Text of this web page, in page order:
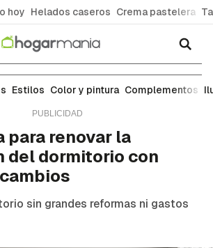
hoy Helados caseros Crema pastelera
cada estancia de tu casa:
Estilos Color y pintura Complementos
para renovar la
del dormitorio con
sin grandes reformas ni gastos